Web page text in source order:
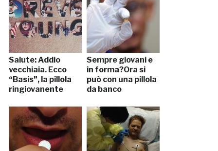
Salute: Addio
vecchiaia. Ecco
“Basis”, la pillola
ringiovanente
Sempre giovani e
in forma?Ora si
può con una pillola
da banco